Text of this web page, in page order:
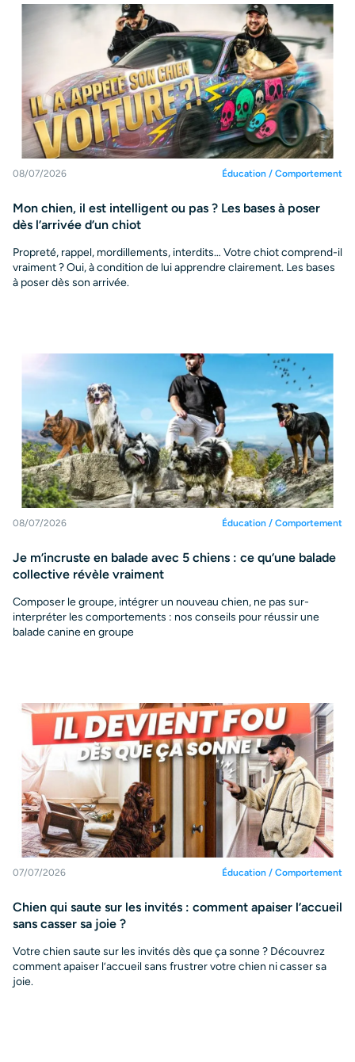
08/07/2026 Éducation / Comportement
Mon chien, il est intelligent ou pas ? Les bases à poser
dès l’arrivée d’un chiot
Propreté, rappel, mordillements, interdits… Votre chiot comprend-il
vraiment ? Oui, à condition de lui apprendre clairement. Les bases
à poser dès son arrivée.
08/07/2026 Éducation / Comportement
Je m’incruste en balade avec 5 chiens : ce qu’une balade
collective révèle vraiment
Composer le groupe, intégrer un nouveau chien, ne pas sur-
interpréter les comportements : nos conseils pour réussir une
balade canine en groupe
07/07/2026 Éducation / Comportement
Chien qui saute sur les invités : comment apaiser l’accueil
sans casser sa joie ?
Votre chien saute sur les invités dès que ça sonne ? Découvrez
comment apaiser l’accueil sans frustrer votre chien ni casser sa
joie.